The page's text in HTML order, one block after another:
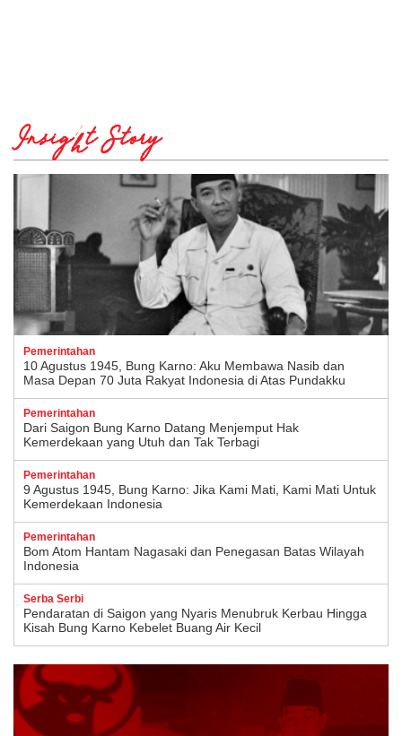
Insight Story
Pemerintahan
10 Agustus 1945, Bung Karno: Aku Membawa Nasib dan
Masa Depan 70 Juta Rakyat Indonesia di Atas Pundakku
Pemerintahan
Dari Saigon Bung Karno Datang Menjemput Hak
Kemerdekaan yang Utuh dan Tak Terbagi
Pemerintahan
9 Agustus 1945, Bung Karno: Jika Kami Mati, Kami Mati Untuk
Kemerdekaan Indonesia
Pemerintahan
Bom Atom Hantam Nagasaki dan Penegasan Batas Wilayah
Indonesia
Serba Serbi
Pendaratan di Saigon yang Nyaris Menubruk Kerbau Hingga
Kisah Bung Karno Kebelet Buang Air Kecil